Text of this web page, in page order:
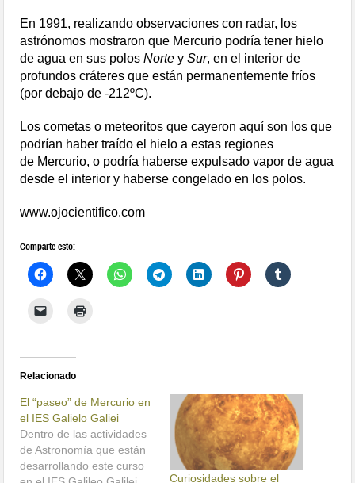
En 1991, realizando observaciones con radar, los
astrónomos mostraron que Mercurio podría tener hielo
de agua en sus polosNorte ySur, en el interior de
profundos cráteres que están permanentemente fríos
(por debajo de -212ºC).
Los cometas o meteoritos que cayeron aquí son los que
podrían haber traído el hielo a estas regiones
de Mercurio, o podría haberse expulsado vapor de agua
desde el interior y haberse congelado en los polos.
www.ojocientifico.com
Comparte esto:
Relacionado
El “paseo” de Mercurio en
el IES Galielo Galiei
Dentro de las actividades
de Astronomía que están
desarrollando este curso
Curiosidades sobre el